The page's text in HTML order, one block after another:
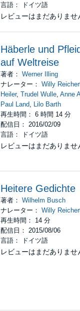
言語： ドイツ語
レビューはまだありませ
Häberle und
auf Weltreise
著者：Werner Illing
ナレーター：Willy
Heiler,Trudel Wulle ,Anne
Paul Land Lilo Barth
再生時間： 6 時間 14 分
配信日： 2016/02/09
言語： ドイツ語
レビューはまだありませ
Heitere Gedichte
著者：Wilhelm Busch
ナレーター：Willy
再生時間： 14 分
配信日： 2015/08/06
言語： ドイツ語
レビューはまだありませ